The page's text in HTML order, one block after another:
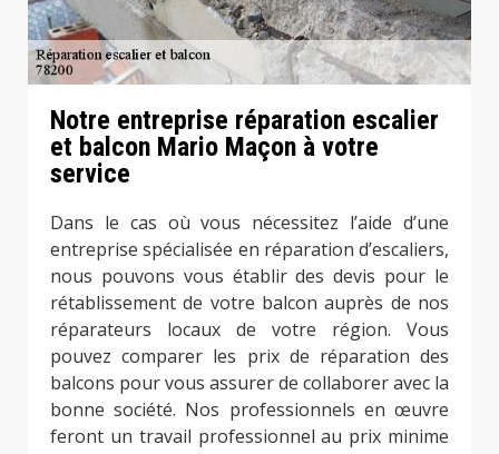
Notre entreprise réparation escalier
et balcon Mario Maçon à votre
service
Dans le cas où vous nécessitez l’aide d’une
entreprise spécialisée en réparation d’escaliers,
nous pouvons vous établir des devis pour le
rétablissement de votre balcon auprès de nos
réparateurs locaux de votre région. Vous
pouvez comparer les prix de réparation des
balcons pour vous assurer de collaborer avec la
bonne société. Nos professionnels en œuvre
feront un travail professionnel au prix minime